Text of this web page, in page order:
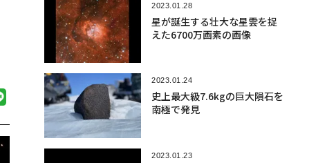
2023.01.28
星が誕生する壮大な星雲を捉
えた6700万画素の画像
2023.01.24
史上最大級7.6kgの巨大隕石を
南極で発見
2023.01.23